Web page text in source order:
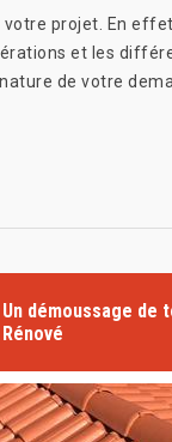
projet. En
et les
de votre
Un démoussage de
Rénové